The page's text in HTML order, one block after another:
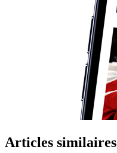
Articles similaires